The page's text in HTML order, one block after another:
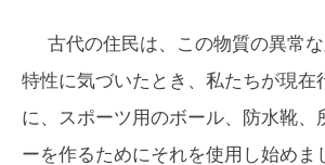
古代の住民は、この物質の異常
特性に気づいたとき、私たちが現在
に、スポーツ用のボール、防水靴、
ーを作るためにそれを使用し始めま